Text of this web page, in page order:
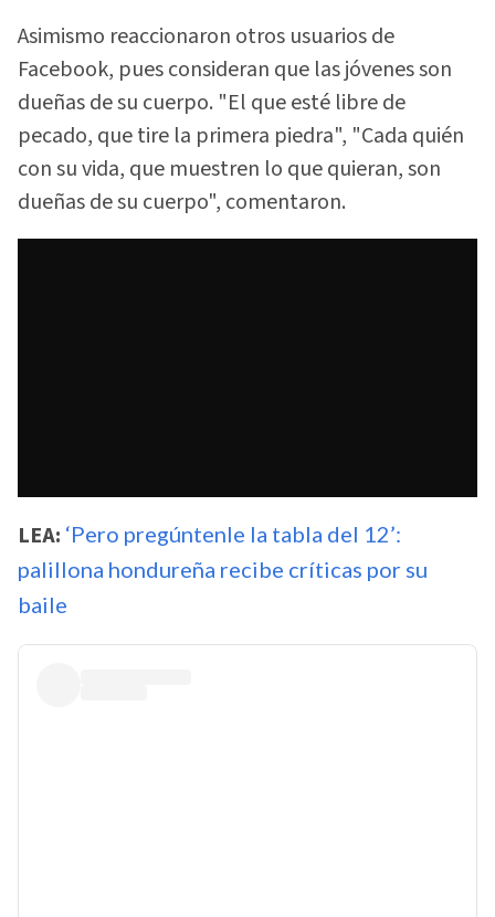
Asimismo reaccionaron otros usuarios de
Facebook, pues consideran que las jóvenes son
dueñas de su cuerpo. "El que esté libre de
pecado, que tire la primera piedra", "Cada quién
con su vida, que muestren lo que quieran, son
dueñas de su cuerpo", comentaron.
LEA: ‘Pero pregúntenle la tabla del 12’:
palillona hondureña recibe críticas por su
baile